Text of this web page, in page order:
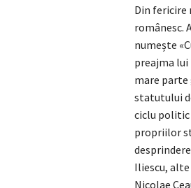
Din fericire
românesc.
numește
preajma lui
mare parte
statutului
ciclu
propriilor
Iliescu,
Nicolae